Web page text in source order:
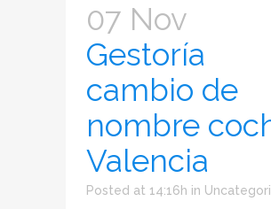
07 Nov
Gestoría
cambio de
nombre
Valencia
Posted at 14:16h in